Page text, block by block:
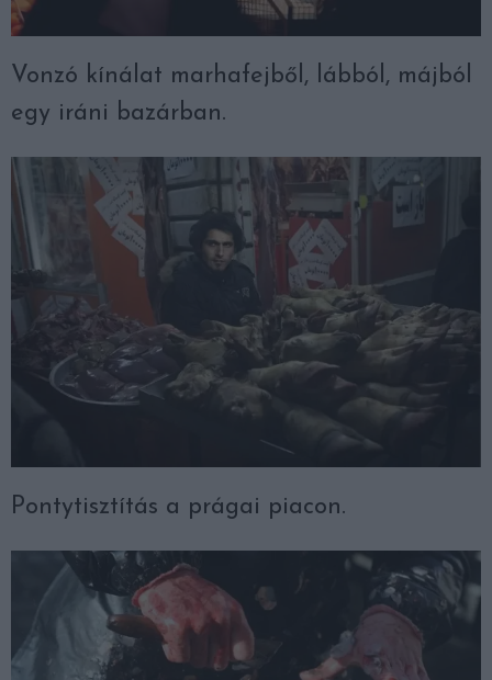
Vonzó kínálat marhafejből, lábból, májból
egy iráni bazárban.
Pontytisztítás a prágai piacon.